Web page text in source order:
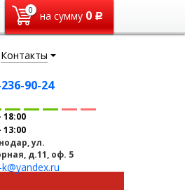
0 на сумму 0 Р
Контакты
90-24
18:00
13:00
ул.
д.11, оф. 5